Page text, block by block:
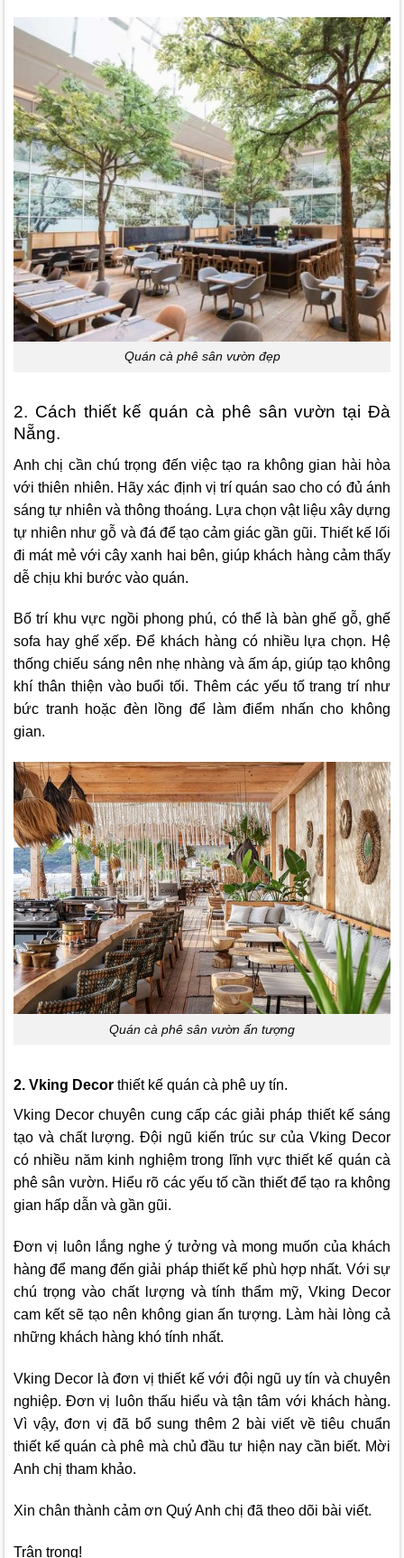
Quán cà phê sân vườn đẹp
2. Cách thiết kế quán cà phê sân vườn tại Đà
Nẵng.
Anh chị cần chú trọng đến việc tạo ra không gian hài hòa
với thiên nhiên. Hãy xác định vị trí quán sao cho có đủ ánh
sáng tự nhiên và thông thoáng. Lựa chọn vật liệu xây dựng
tự nhiên như gỗ và đá để tạo cảm giác gần gũi. Thiết kế lối
đi mát mẻ với cây xanh hai bên, giúp khách hàng cảm thấy
dễ chịu khi bước vào quán.
Bố trí khu vực ngồi phong phú, có thể là bàn ghế gỗ, ghế
sofa hay ghế xếp. Để khách hàng có nhiều lựa chọn. Hệ
thống chiếu sáng nên nhẹ nhàng và ấm áp, giúp tạo không
khí thân thiện vào buổi tối. Thêm các yếu tố trang trí như
bức tranh hoặc đèn lồng để làm điểm nhấn cho không
gian.
Quán cà phê sân vườn ấn tượng
2. Vking Decor thiết kế quán cà phê uy tín.
Vking Decorchuyên cung cấp các giải pháp thiết kế sáng
tạo và chất lượng. Đội ngũ kiến trúc sư của Vking Decor
có nhiều năm kinh nghiệm trong lĩnh vực thiết kế quán cà
phê sân vườn. Hiểu rõ các yếu tố cần thiết để tạo ra không
gian hấp dẫn và gần gũi.
Đơn vị luôn lắng nghe ý tưởng và mong muốn của khách
hàng để mang đến giải pháp thiết kế phù hợp nhất. Với sự
chú trọng vào chất lượng và tính thẩm mỹ,Vking Decor
cam kết sẽ tạo nên không gian ấn tượng. Làm hài lòng cả
những khách hàng khó tính nhất.
Vking Decor là đơn vị thiết kế với đội ngũ uy tín và chuyên
nghiệp. Đơn vị luôn thấu hiểu và tận tâm với khách hàng.
Vì vậy, đơn vị đã bổ sung thêm 2 bài viết về tiêu chuẩn
thiết kế quán cà phê mà chủ đầu tư hiện nay cần biết. Mời
Anh chị tham khảo.
Xin chân thành cảm ơn Quý Anh chị đã theo dõi bài viết.
Trân trọng!